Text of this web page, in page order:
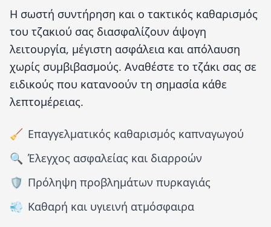
Η σωστή συντήρηση και ο τακτικός καθαρισμός
του τζακιού σας διασφαλίζουν άψογη
λειτουργία, μέγιστη ασφάλεια και απόλαυση
χωρίς συμβιβασμούς. Αναθέστε το τζάκι σας σε
ειδικούς που κατανοούν τη σημασία κάθε
λεπτομέρειας.
🧹 Επαγγελματικός καθαρισμός καπναγωγού
🔍 Έλεγχος ασφαλείας και διαρροών
🛡️ Πρόληψη προβλημάτων πυρκαγιάς
💨 Καθαρή και υγιεινή ατμόσφαιρα